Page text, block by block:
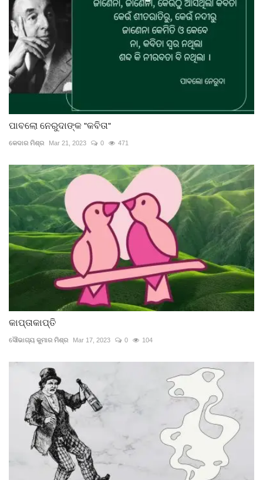
ପାବଲୋ ନେରୁଦାଙ୍କ "କବିତା"
କେଦାର ମିଶ୍ର Mar 21, 2023 0 471
କାପ୍ତାକାପ୍ତି
ସୌଭାଗ୍ୟ କୁମାର ମିଶ୍ର Mar 17, 2023 0 104